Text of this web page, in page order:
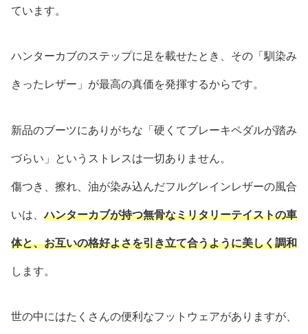
ています。
ハンターカブのステップに足を載せたとき、その「馴染み
きったレザー」が最高の真価を発揮するからです。
新品のブーツにありがちな「硬くてブレーキペダルが踏み
づらい」というストレスは一切ありません。
傷つき、擦れ、油が染み込んだフルグレインレザーの風合
いは、ハンターカブが持つ無骨なミリタリーテイストの車
体と、お互いの格好よさを引き立て合うように美しく調和
します。
世の中にはたくさんの便利なフットウェアがありますが、